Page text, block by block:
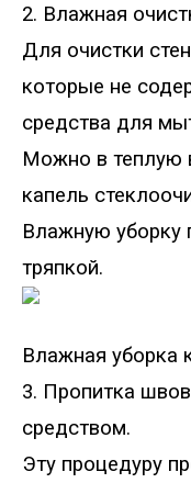
2. Влажная
Для очистки
которые не
средства для
Можно в теплую
капель
Влажную уборку
тряпкой.
Влажная уборка
3. Пропитка
средством.
Эту процедуру